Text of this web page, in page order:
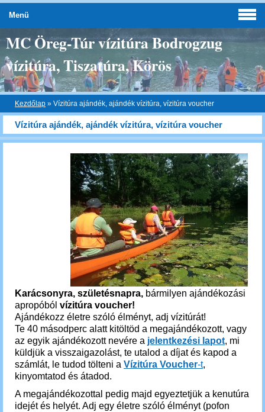
MC Öreg-Túr vízitúra Bodrogzug
vízitúra, Tiszatúra, Körös
Kezdőlap » Vízitúra ajándék, ajándék vízitúra, vízitúra voucher
Vízitúra ajándék, ajándék vízitúra, vízitúra voucher
Karácsonyra, születésnapra, bármilyen ajándékozási
apropóból vízitúra voucher!
Ajándékozz életre szóló élményt, adj vízitúrát!
Te 40 másodperc alatt kitöltöd a megajándékozott, vagy
az egyik ajándékozott nevére a jelentkezési lapot, mi
küldjük a visszaigazolást, te utalod a díjat és kapod a
számlát, le tudod tölteni a Vízitúra Voucher-t,
kinyomtatod és átadod.
A megajándékozottal pedig majd egyeztetjük a kenutúra
idejét és helyét. Adj egy életre szóló élményt (pofon
Menü